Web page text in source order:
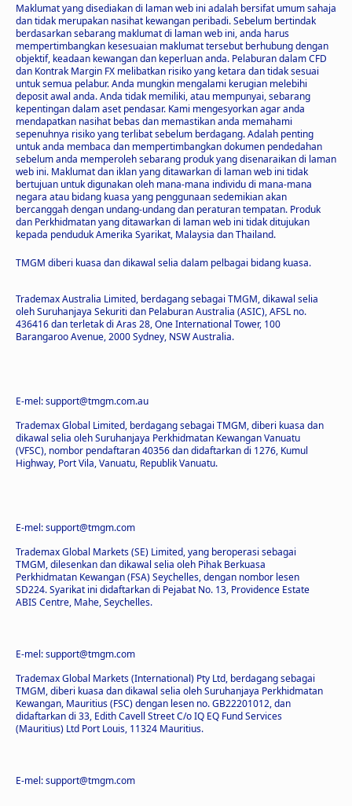
Maklumat yang disediakan di laman web ini adalah bersifat umum sahaja
dan tidak merupakan nasihat kewangan peribadi. Sebelum bertindak
berdasarkan sebarang maklumat di laman web ini, anda harus
mempertimbangkan kesesuaian maklumat tersebut berhubung dengan
objektif, keadaan kewangan dan keperluan anda. Pelaburan dalam CFD
dan Kontrak Margin FX melibatkan risiko yang ketara dan tidak sesuai
untuk semua pelabur. Anda mungkin mengalami kerugian melebihi
deposit awal anda. Anda tidak memiliki, atau mempunyai, sebarang
kepentingan dalam aset pendasar. Kami mengesyorkan agar anda
mendapatkan nasihat bebas dan memastikan anda memahami
sepenuhnya risiko yang terlibat sebelum berdagang. Adalah penting
untuk anda membaca dan mempertimbangkan dokumen pendedahan
sebelum anda memperoleh sebarang produk yang disenaraikan di laman
web ini. Maklumat dan iklan yang ditawarkan di laman web ini tidak
bertujuan untuk digunakan oleh mana-mana individu di mana-mana
negara atau bidang kuasa yang penggunaan sedemikian akan
bercanggah dengan undang-undang dan peraturan tempatan. Produk
dan Perkhidmatan yang ditawarkan di laman web ini tidak ditujukan
kepada penduduk Amerika Syarikat, Malaysia dan Thailand.
TMGM diberi kuasa dan dikawal selia dalam pelbagai bidang kuasa.
Trademax Australia Limited, berdagang sebagai TMGM, dikawal selia
oleh Suruhanjaya Sekuriti dan Pelaburan Australia (ASIC), AFSL no.
436416 dan terletak di Aras 28, One International Tower, 100
Barangaroo Avenue, 2000 Sydney, NSW Australia.
E-mel: support@tmgm.com.au
Trademax Global Limited, berdagang sebagai TMGM, diberi kuasa dan
dikawal selia oleh Suruhanjaya Perkhidmatan Kewangan Vanuatu
(VFSC), nombor pendaftaran 40356 dan didaftarkan di 1276, Kumul
Highway, Port Vila, Vanuatu, Republik Vanuatu.
E-mel: support@tmgm.com
Trademax Global Markets (SE) Limited, yang beroperasi sebagai
TMGM, dilesenkan dan dikawal selia oleh Pihak Berkuasa
Perkhidmatan Kewangan (FSA) Seychelles, dengan nombor lesen
SD224. Syarikat ini didaftarkan di Pejabat No. 13, Providence Estate
ABIS Centre, Mahe, Seychelles.
E-mel: support@tmgm.com
Trademax Global Markets (International) Pty Ltd, berdagang sebagai
TMGM, diberi kuasa dan dikawal selia oleh Suruhanjaya Perkhidmatan
Kewangan, Mauritius (FSC) dengan lesen no. GB22201012, dan
didaftarkan di 33, Edith Cavell Street C/o IQ EQ Fund Services
(Mauritius) Ltd Port Louis, 11324 Mauritius.
E-mel: support@tmgm.com